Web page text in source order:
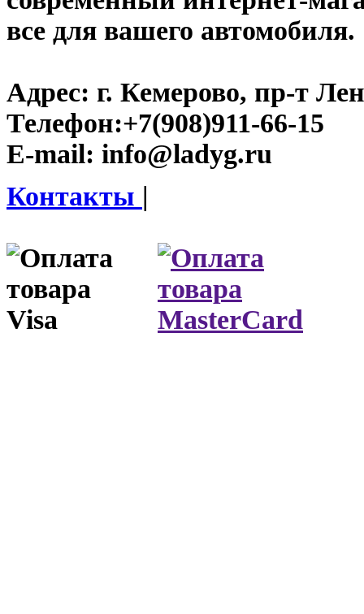
все для вашего автомобиля.
Адрес: г. Кемерово, пр-т
Телефон:+7(908)911-66-15
E-mail: info@ladyg.ru
Контакты |